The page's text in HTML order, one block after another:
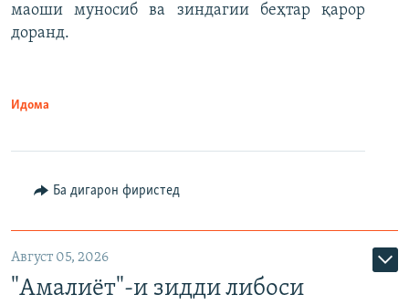
маоши муносиб ва зиндагии беҳтар қарор
доранд.
Идома
Ба дигарон фиристед
Август 05, 2026
"Амалиёт"-и зидди либоси